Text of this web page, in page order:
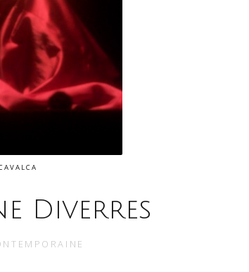
Diverres